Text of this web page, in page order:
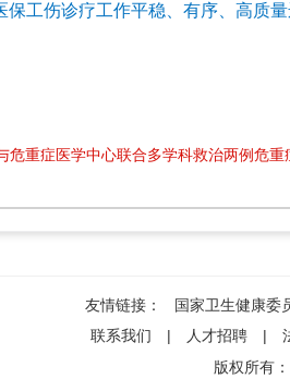
保工伤诊疗工作平稳、有序、高质量
危重症医学中心联合多学科救治两例危重
友情链接： 国家卫生健康委
联系我们
| 人才招聘 |
版权所有：